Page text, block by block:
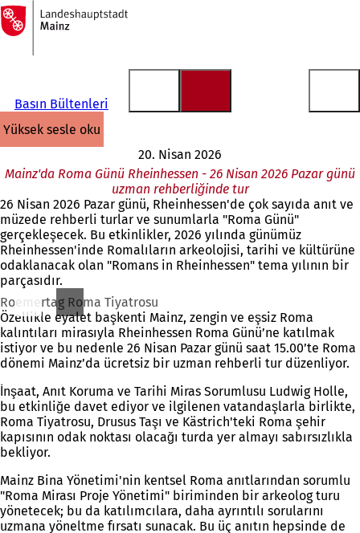
İçeriğe atla
Ana
sayfaya
Basın Bültenleri
yüksek sesle oku
20. Nisan 2026
Mainz'da Roma Günü Rheinhessen - 26 Nisan 2026 Pazar günü
uzman rehberliğinde tur
26 Nisan 2026 Pazar günü, Rheinhessen'de çok sayıda anıt ve
müzede rehberli turlar ve sunumlarla "Roma Günü"
gerçekleşecek. Bu etkinlikler, 2026 yılında günümüz
Rheinhessen'inde Romalıların arkeolojisi, tarihi ve kültürüne
odaklanacak olan "Romans in Rheinhessen" tema yılının bir
parçasıdır.
Roemertag Roma Tiyatrosu
Özellikle eyalet başkenti Mainz, zengin ve eşsiz Roma
kalıntıları mirasıyla Rheinhessen Roma Günü’ne katılmak
istiyor ve bu nedenle 26 Nisan Pazar günü saat 15.00’te Roma
dönemi Mainz’da ücretsiz bir uzman rehberli tur düzenliyor.
İnşaat, Anıt Koruma ve Tarihi Miras Sorumlusu Ludwig Holle,
bu etkinliğe davet ediyor ve ilgilenen vatandaşlarla birlikte,
Roma Tiyatrosu, Drusus Taşı ve Kästrich'teki Roma şehir
kapısının odak noktası olacağı turda yer almayı sabırsızlıkla
bekliyor.
Mainz Bina Yönetimi'nin kentsel Roma anıtlarından sorumlu
"Roma Mirası Proje Yönetimi" biriminden bir arkeolog turu
yönetecek; bu da katılımcılara, daha ayrıntılı sorularını
uzmana yöneltme fırsatı sunacak. Bu üç anıtın hepsinde de